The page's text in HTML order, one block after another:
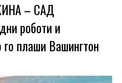
– САД
роботи и
го плаши Вашингтон